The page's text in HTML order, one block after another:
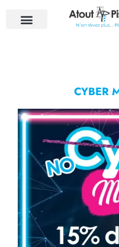
CYBER